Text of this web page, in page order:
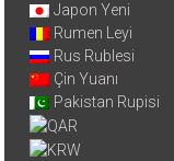
Japon Yeni
Rumen Leyi
Rus Rublesi
Çin Yuanı
Pakistan Rupisi